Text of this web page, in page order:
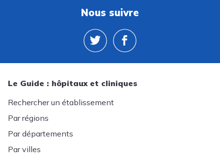
Nous suivre
Le Guide : hôpitaux et cliniques
Rechercher un établissement
Par régions
Par départements
Par villes